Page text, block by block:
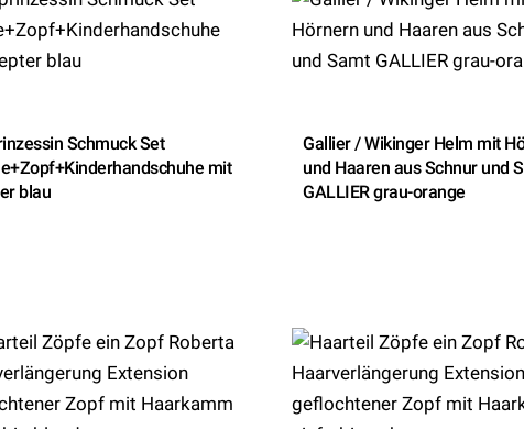
Schmuck Set
mit
blau
Gallier / Wikinger Helm mit
und Haaren aus Schnur und
GALLIER grau-orange